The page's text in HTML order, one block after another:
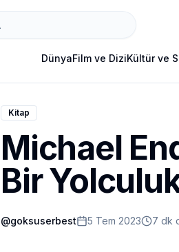
DünyaFilm ve DiziKültür ve
Kitap
Michael
Bir
@goksuserbest 5 Tem 2023 7 dk